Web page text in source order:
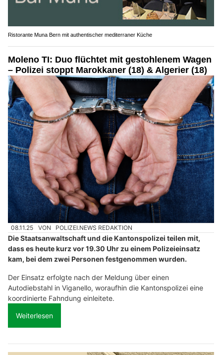
Ristorante Muna Bern mit authentischer mediterraner Küche
Moleno TI: Duo flüchtet mit gestohlenem Wagen
– Polizei stoppt Marokkaner (18) & Algerier (18)
08.11.25 VON POLIZEI.NEWS REDAKTION
Die Staatsanwaltschaft und die Kantonspolizei teilen mit,
dass es heute kurz vor 19.30 Uhr zu einem Polizeieinsatz
kam, bei dem zwei Personen festgenommen wurden.
Der Einsatz erfolgte nach der Meldung über einen
Autodiebstahl in Viganello, woraufhin die Kantonspolizei eine
koordinierte Fahndung einleitete.
Weiterlesen